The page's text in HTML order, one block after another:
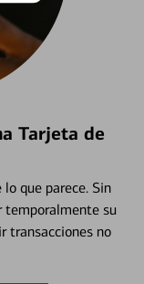
Tarjeta de
que parece. Sin
temporalmente su
transacciones no